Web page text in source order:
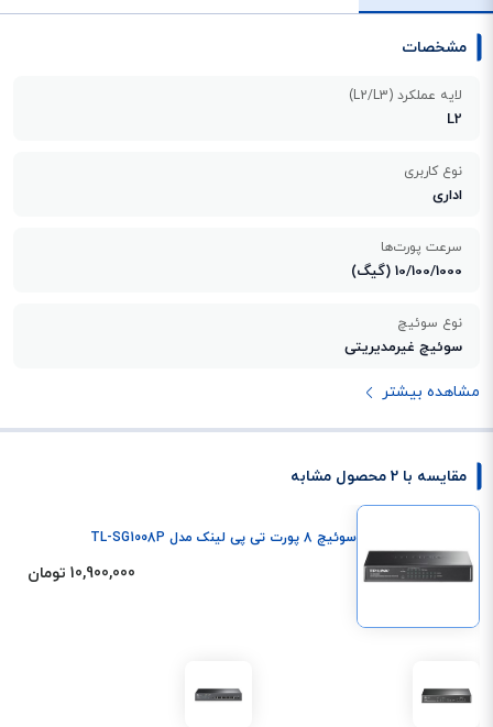
مشخصات
لایه عملکرد (L2/L3)
L2
نوع کاربری
اداری
سرعت پورت‌ها
10/100/1000 (گیگ)
نوع سوئیچ
سوئیچ غیرمدیریتی
مشاهده بیشتر
مقایسه با 2 محصول مشابه
سوئیچ 8 پورت تی پی لینک مدل TL-SG1008P
10,900,000 تومان